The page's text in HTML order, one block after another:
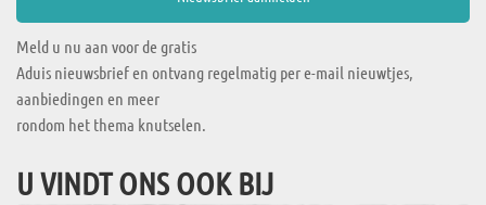
Meld u nu aan voor de gratis
Aduis nieuwsbrief en ontvang regelmatig per e-mail nieuwtjes,
aanbiedingen en meer
rondom het thema knutselen.
U VINDT ONS OOK BIJ